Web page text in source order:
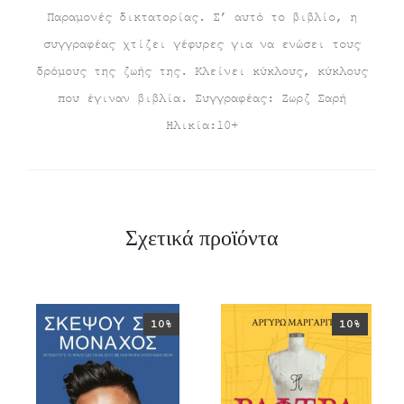
Παραμονές δικτατορίας. Σ’ αυτό το βιβλίο, η
συγγραφέας χτίζει γέφυρες για να ενώσει τους
δρόμους της ζωής της. Κλείνει κύκλους, κύκλους
που έγιναν βιβλία. Συγγραφέας: Ζωρζ Σαρή
Ηλικία:10+
Σχετικά προϊόντα
10% 10%